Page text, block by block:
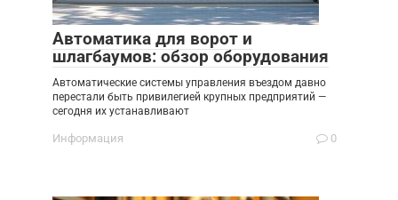
Автоматика для ворот и
шлагбаумов: обзор оборудования
Автоматические системы управления въездом давно
перестали быть привилегией крупных предприятий —
сегодня их устанавливают
Информация 0